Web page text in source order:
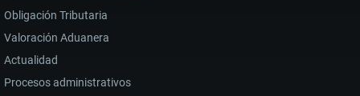
Obligación Tributaria
Valoración Aduanera
Actualidad
Procesos administrativos